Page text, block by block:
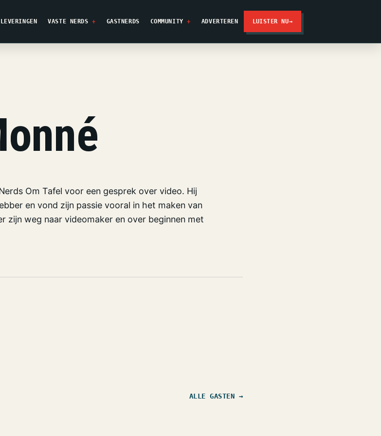
VASTE NERDS GASTNERDS COMMUNITY ADVERTEREN LUISTER NU→
Om Tafel voor een gesprek over video. Hij
en vond zijn passie vooral in het maken van
zijn weg naar videomaker en over beginnen met
ALLE GASTEN →